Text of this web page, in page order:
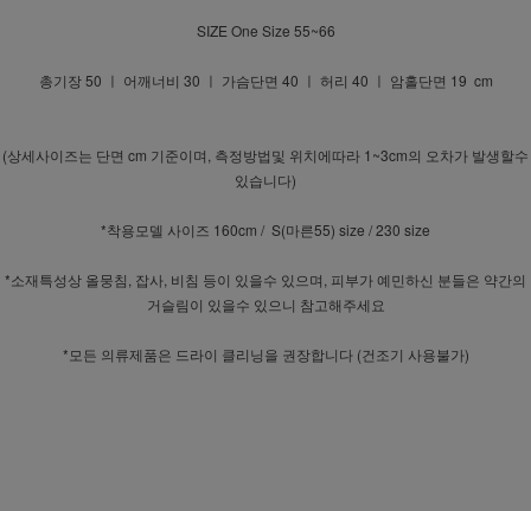
SIZE One Size 55~66
총기장 50 ㅣ 어깨너비 30 ㅣ 가슴단면 40 ㅣ 허리 40 ㅣ 암홀단면 19 cm
(상세사이즈는 단면 cm 기준이며, 측정방법및 위치에따라 1~3cm의 오차가 발생할수
있습니다)
*착용모델 사이즈 160cm / S(마른55) size / 230 size
*소재특성상 올뭉침, 잡사, 비침 등이 있을수 있으며, 피부가 예민하신 분들은 약간의
거슬림이 있을수 있으니 참고해주세요
*모든 의류제품은 드라이 클리닝을 권장합니다 (건조기 사용불가)